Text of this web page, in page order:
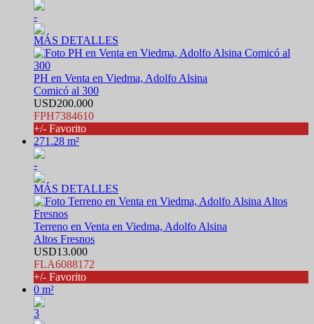
-
MÁS DETALLES
PH en Venta en Viedma, Adolfo Alsina
Comicó al 300
USD200.000
FPH7384610
+/- Favorito
271.28 m²
-
MÁS DETALLES
Terreno en Venta en Viedma, Adolfo Alsina
Altos Fresnos
USD13.000
FLA6088172
+/- Favorito
0 m²
3